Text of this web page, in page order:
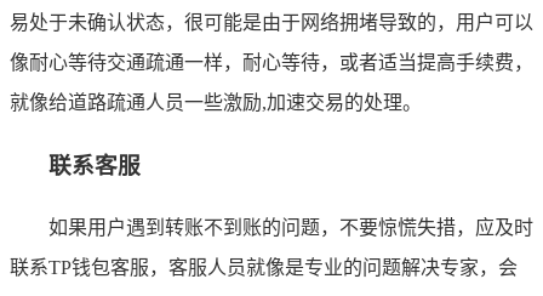
易处于未确认状态，很可能是由于网络拥堵导致的，用户可以
像耐心等待交通疏通一样，耐心等待，或者适当提高手续费，
就像给道路疏通人员一些激励,加速交易的处理。
联系客服
如果用户遇到转账不到账的问题，不要惊慌失措，应及时
联系TP钱包客服，客服人员就像是专业的问题解决专家，会